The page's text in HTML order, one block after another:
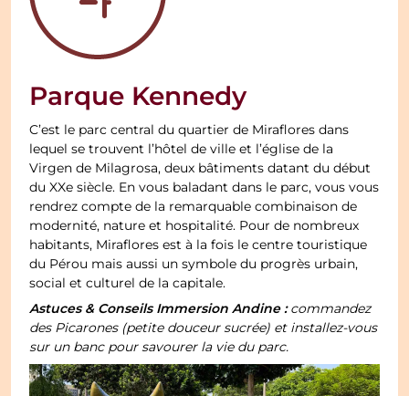
Parque Kennedy
C’est le parc central du quartier de Miraflores dans
lequel se trouvent l’hôtel de ville et l’église de la
Virgen de Milagrosa, deux bâtiments datant du début
du XXe siècle. En vous baladant dans le parc, vous vous
rendrez compte de la remarquable combinaison de
modernité, nature et hospitalité. Pour de nombreux
habitants, Miraflores est à la fois le centre touristique
du Pérou mais aussi un symbole du progrès urbain,
social et culturel de la capitale.
Astuces & Conseils Immersion Andine :commandez
des Picarones (petite douceur sucrée) et installez-vous
sur un banc pour savourer la vie du parc.